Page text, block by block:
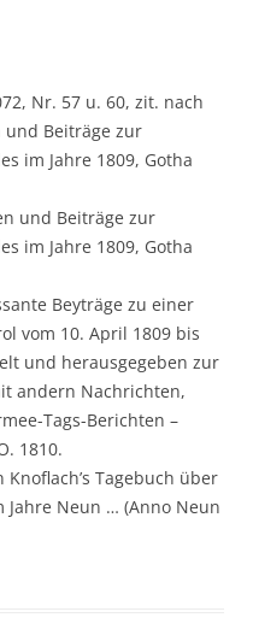
Nr. 57 u. 60, zit. nach
und Beiträge zur
im Jahre 1809, Gotha
und Beiträge zur
im Jahre 1809, Gotha
Beyträge zu einer
vom 10. April 1809 bis
und herausgegeben zur
andern Nachrichten,
Tags-Berichten –
1810.
Knoflach’s Tagebuch über
Neun … (Anno Neun